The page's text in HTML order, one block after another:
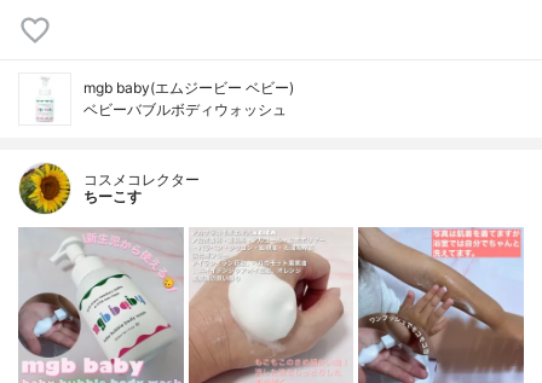
mgb baby(エムジービー ベビー)
ベビーバブルボディウォッシュ
コスメコレクター
ちーこす